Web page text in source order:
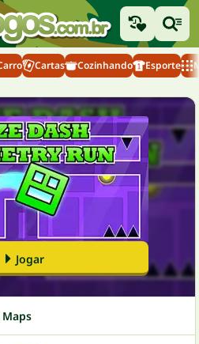
Cartas Cozinhando Esporte
Jogar